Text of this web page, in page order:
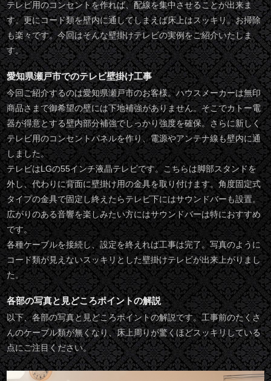
テレビ用のコンセントを作れば、配線を集中させることが出来ま
す。更にコード類を壁内に通してしまえば床上はスッキリ。お掃除
も楽々です。今回はそんな壁掛けテレビの実例をご紹介いたしま
す。
愛知県瀬戸市でのテレビ壁掛け工事
今回ご紹介するのは愛知県瀬戸市のお客様。ハウスメーカーは無印
商品さまで御希望の壁には下地補強がありません。そこでカトー電
器が得意とする壁内部分補強でしっかり強度を確保。さらに新しく
テレビ用のコンセントパネルを作り、電源やアンテナ線も壁内に通
しました。
テレビはLGの55インチ液晶テレビです。こちらは脚部スタンドを
外し、代わりに背面に壁掛け用の金具を取り付けます。角度固定式
タイプの金具で固定し終えたらテレビ下にはサウンドバーも設置。
広がりのある音響を楽しみたい方にはサウンドバーは特におすすめ
です。
各種ケーブルを接続し、設定を終えれば工事は完了。写真のように
コード類が見えないスッキリとした壁掛けテレビが出来上がりまし
た。
各部の写真と見どころポイントの解説
以下、各部の写真と見どころポイントの解説です。工事前のたくさ
んのケーブル類が無くなり、床上周りが驚くほどスッキリしている
点にご注目ください。